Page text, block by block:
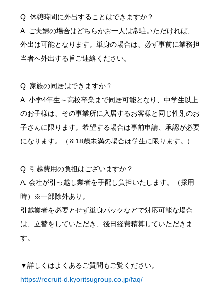
Q. 休憩時間に外出することはできますか？
A. ご夫婦の場合はどちらかお一人は常駐いただければ、
外出は可能となります。単身の場合は、必ず事前に業務担
当者へ外出する旨ご連絡ください。
Q. 家族の同居はできますか？
A. 小学4年生～高校卒業まで同居可能となり、中学生以上
のお子様は、その事業所に入居するお客様と同じ性別のお
子さんに限ります。希望する場合は事前申請、承認が必要
になります。（※18歳未満の場合は学生に限ります。）
Q. 引越費用の負担はございますか？
A. 会社が引っ越し業者を手配し負担いたします。（採用
時）※一部除外あり。
引越業者を必要とせず単身パックなどで対応可能な場合
は、立替をしていただき、後日経費精算していただきま
す。
▼詳しくはよくあるご質問もご覧ください。
https://recruit-d.kyoritsugroup.co.jp/faq/